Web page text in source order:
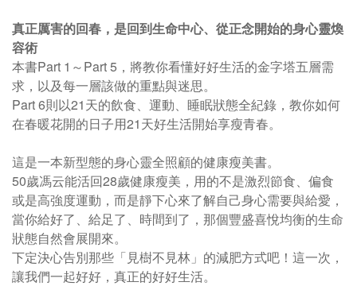
真正厲害的回春，是回到生命中心、從正念開始的身心靈煥
容術
本書Part 1～Part 5，將教你看懂好好生活的金字塔五層需
求，以及每一層該做的重點與迷思。
Part 6則以21天的飲食、運動、睡眠狀態全紀錄，教你如何
在春暖花開的日子用21天好生活開始享瘦青春。
這是一本新型態的身心靈全照顧的健康瘦美書。
50歲馮云能活回28歲健康瘦美，用的不是激烈節食、偏食
或是高強度運動，而是靜下心來了解自己身心需要與給愛，
當你給好了、給足了、時間到了，那個豐盛喜悅均衡的生命
狀態自然會展開來。
下定決心告別那些「見樹不見林」的減肥方式吧！這一次，
讓我們一起好好，真正的好好生活。